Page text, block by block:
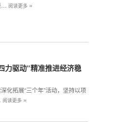
阅读更多 »
力驱动”精准推进经济稳
化拓展“三个年”活动，坚持以项
阅读更多 »